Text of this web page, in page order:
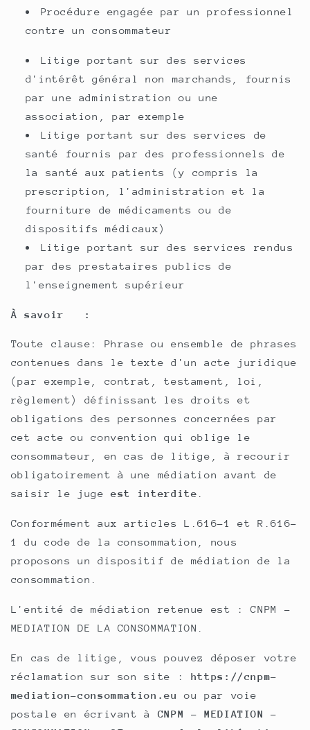
Procédure engagée par un professionnel
contre un consommateur
Litige portant sur des services
d'intérêt général non marchands, fournis
par une administration ou une
association, par exemple
Litige portant sur des services de
santé fournis par des professionnels de
la santé aux patients (y compris la
prescription, l'administration et la
fourniture de médicaments ou de
dispositifs médicaux)
Litige portant sur des services rendus
par des prestataires publics de
l'enseignement supérieur
À savoir :
Toute clause : Phrase ou ensemble de phrases
contenues dans le texte d'un acte juridique
(par exemple, contrat, testament, loi,
règlement) définissant les droits et
obligations des personnes concernées par
cet acte ou convention qui oblige le
consommateur, en cas de litige, à recourir
obligatoirement à une médiation avant de
saisir le jugeest interdite
Conformément aux articles L.616-1 et R.616-
1 du code de la consommation, nous
proposons un dispositif de médiation de la
consommation.
L'entité de médiation retenue est : CNPM -
MEDIATION DE LA CONSOMMATION.
En cas de litige, vous pouvez déposer votre
réclamation sur son site : https://cnpm-
mediation-consommation.eu
ou par voie
postale en écrivant à CNPM - MEDIATION -